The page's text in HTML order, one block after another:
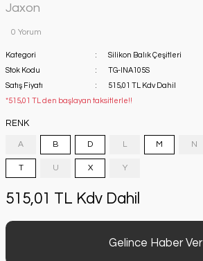
Jaxon
0 Yorum
Kategori
Silikon Balık Çeşitleri
Stok Kodu
TG-INA105S
Satış Fiyatı
515,01 TL Kdv Dahil
*515,01 TL den başlayan taksitlerle!!
RENK
A B D L M N
T U X Y
515,01 TL Kdv Dahil
Gelince Haber Ver